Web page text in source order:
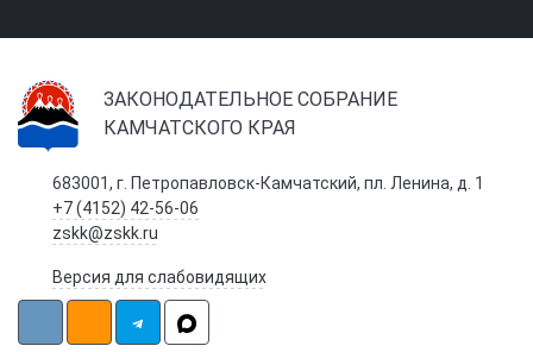
ЗАКОНОДАТЕЛЬНОЕ СОБРАНИЕ
КАМЧАТСКОГО КРАЯ
683001, г. Петропавловск-Камчатский, пл. Ленина, д. 1
+7 (4152) 42-56-06
zskk@zskk.ru
Версия для слабовидящих